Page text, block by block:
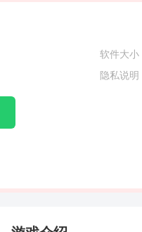
软件大小
隐私说明